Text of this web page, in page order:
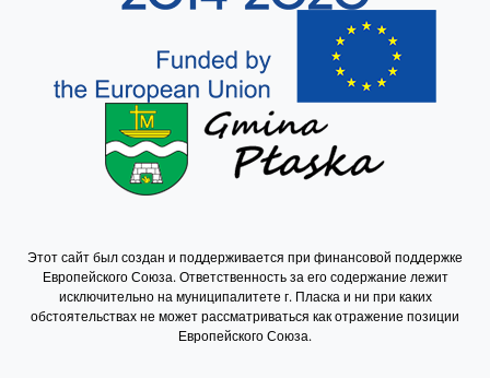
Этот сайт был создан и поддерживается при финансовой поддержке
Европейского Союза. Ответственность за его содержание лежит
исключительно на муниципалитете г. Пласка и ни при каких
обстоятельствах не может рассматриваться как отражение позиции
Европейского Союза.